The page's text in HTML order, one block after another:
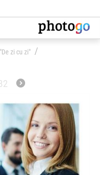
zi cu zi" /